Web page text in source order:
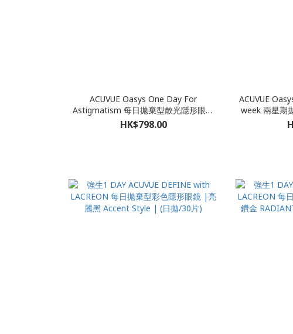
ACUVUE Oasys One Day For
Astigmatism 每日拋棄型散光隱形眼鏡
(每盒90片)**請在結帳時備註所需近/遠
HK$798.00
ACUVUE
week 兩星期